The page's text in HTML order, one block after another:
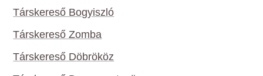
Társkereső Bogyiszló
Társkereső Zomba
Társkereső Döbrököz